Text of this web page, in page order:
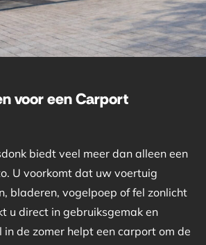
voor een Carport
biedt veel meer dan alleen een
U voorkomt dat uw voertuig
bladeren, vogelpoep of fel zonlicht
u direct in gebruiksgemak en
in de zomer helpt een carport om de